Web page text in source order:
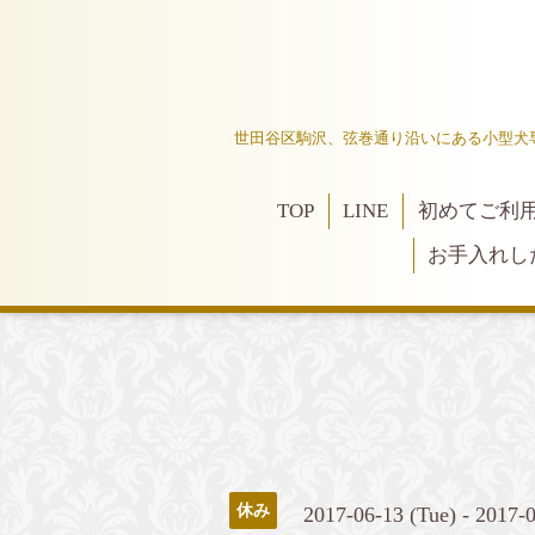
世田谷区駒沢、弦巻通り沿いにある小型
TOP LINE
初めてご利
お手入れ
休み 2017-06-13 (Tue) - 2017-